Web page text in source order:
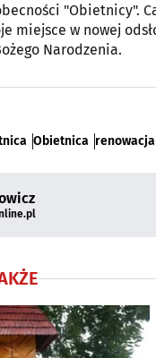
"Obietnicy".
miejsce w nowej
Narodzenia.
Obietnica renowacja